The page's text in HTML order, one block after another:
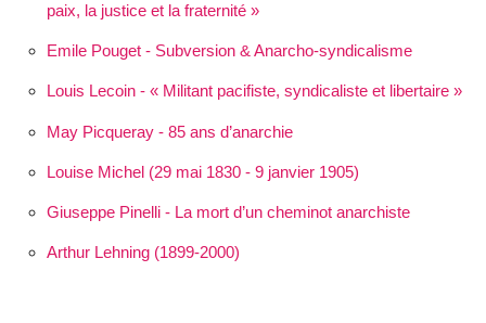
paix, la justice et la fraternité
Emile Pouget - Subversion & Anarcho-syndicalisme
Louis Lecoin - « Militant pacifiste, syndicaliste et libertaire »
May Picqueray - 85 ans d’anarchie
Louise Michel (29 mai 1830 - 9 janvier 1905)
Giuseppe Pinelli - La mort d’un cheminot anarchiste
Arthur Lehning (1899-2000)